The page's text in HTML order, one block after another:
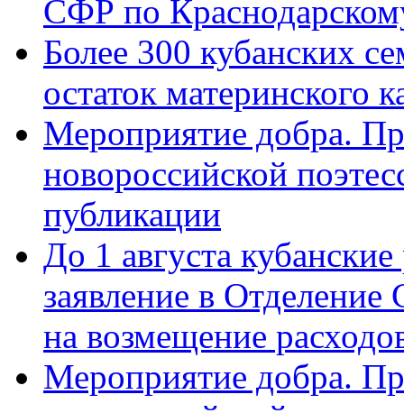
СФР по
Более 300 кубанских
остаток материнского
Мероприятие добра.
новороссийской
публикации
До 1 августа
заявление в
на возмещение
Мероприятие добра.